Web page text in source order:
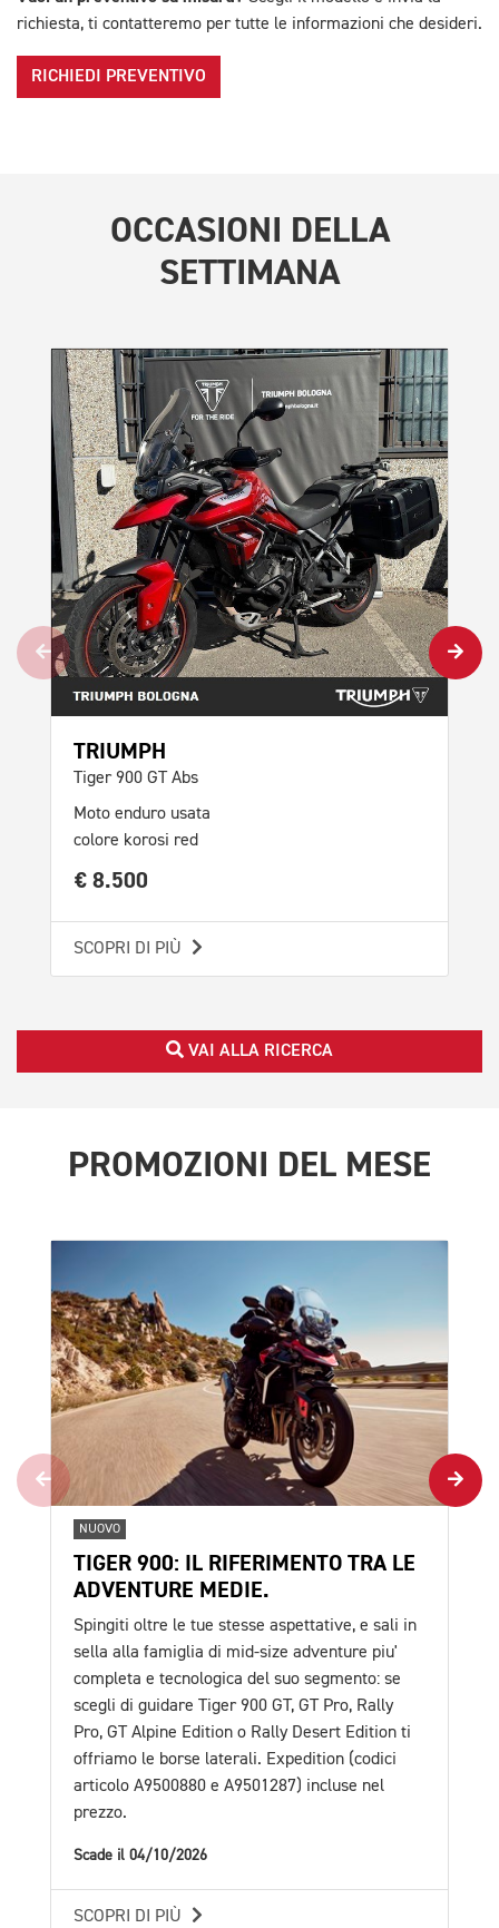
richiesta, ti contatteremo per tutte le informazioni che desideri.
RICHIEDI PREVENTIVO
OCCASIONI DELLA
SETTIMANA
TRIUMPH
Tiger 900 GT Abs
Moto enduro usata
colore korosi red
€ 8.500
SCOPRI DI PIÙ
VAI ALLA RICERCA
PROMOZIONI DEL MESE
NUOVO
TIGER 900: IL RIFERIMENTO TRA LE
ADVENTURE MEDIE.
Spingiti oltre le tue stesse aspettative, e sali in
sella alla famiglia di mid-size adventure piu'
completa e tecnologica del suo segmento: se
scegli di guidare Tiger 900 GT, GT Pro, Rally
Pro, GT Alpine Edition o Rally Desert Edition ti
offriamo le borse laterali. Expedition (codici
articolo A9500880 e A9501287) incluse nel
prezzo.
Scade il 04/10/2026
SCOPRI DI PIÙ